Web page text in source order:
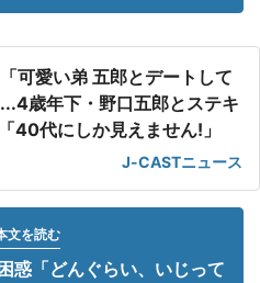
可愛い弟 五郎とデートして
歳年下・野口五郎とステキ
40代にしか見えません!」
J-CASTニュース
文を読む
惑「どんぐらい、いじって